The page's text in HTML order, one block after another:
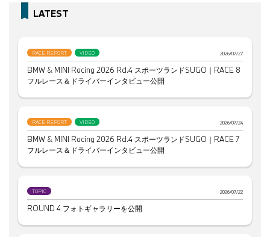
LATEST
RACE REPORT VIDEO 2026/07/27
BMW & MINI Racing 2026 Rd.4 スポーツランドSUGO｜RACE 8
フルレース＆ドライバーインタビュー公開
RACE REPORT VIDEO 2026/07/24
BMW & MINI Racing 2026 Rd.4 スポーツランドSUGO｜RACE 7
フルレース＆ドライバーインタビュー公開
TOPIC 2026/07/22
ROUND 4 フォトギャラリーを公開